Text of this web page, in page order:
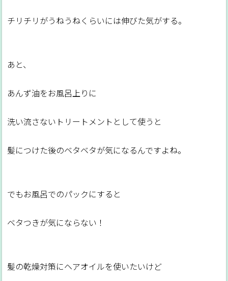
チリチリがうねうねくらいには伸びた気がする。
あと、
あんず油をお風呂上りに
洗い流さないトリートメントとして使うと
髪につけた後のベタベタが気になるんですよね。
でもお風呂でのパックにすると
ベタつきが気にならない！
髪の乾燥対策にヘアオイルを使いたいけど